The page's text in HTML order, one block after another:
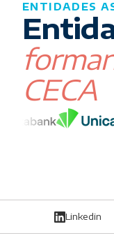
ENTIDADES
CECA
Linkedin